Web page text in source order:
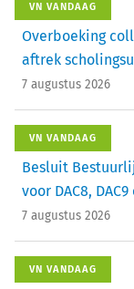
VN VANDAAG
Overboeking
aftrek
7 augustus 2026
VN VANDAAG
Besluit
voor DAC8,
7 augustus 2026
VN VANDAAG